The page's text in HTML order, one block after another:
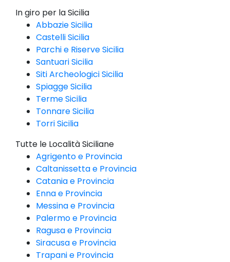
In giro per la Sicilia
Abbazie Sicilia
Castelli Sicilia
Parchi e Riserve Sicilia
Santuari Sicilia
Siti Archeologici Sicilia
Spiagge Sicilia
Terme Sicilia
Tonnare Sicilia
Torri Sicilia
Tutte le Località Siciliane
Agrigento e Provincia
Caltanissetta e Provincia
Catania e Provincia
Enna e Provincia
Messina e Provincia
Palermo e Provincia
Ragusa e Provincia
Siracusa e Provincia
Trapani e Provincia